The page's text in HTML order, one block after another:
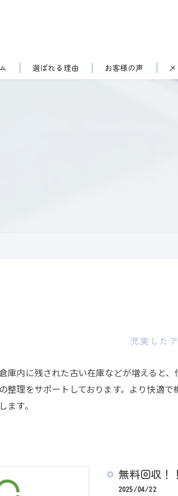
選ばれる理由 お客様の声
充実した
庫内に残された古い在庫などが増えると
整理をサポートしております。より快適
ます。
無料回収！！
2025/04/22